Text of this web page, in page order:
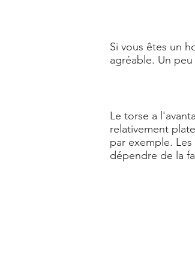
Si vous êtes un
agréable. Un
Le torse a
relativement
par exemple.
dépendre de la